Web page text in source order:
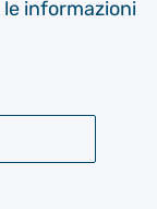
informazioni